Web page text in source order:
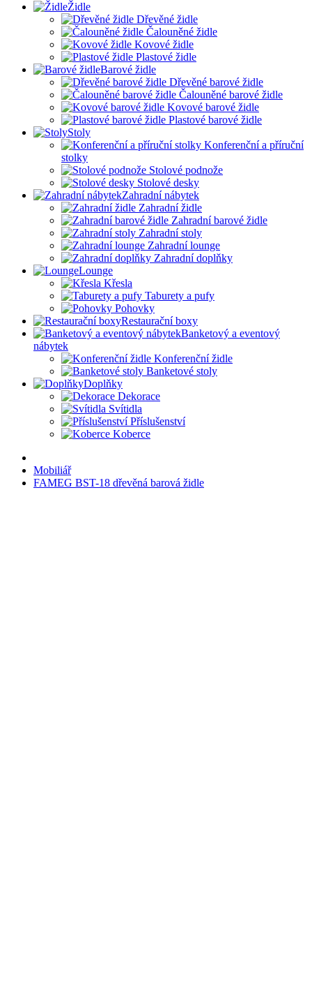
Židle
Dřevěné židle
Čalouněné židle
Kovové židle
Plastové židle
Barové židle
Dřevěné barové židle
Čalouněné barové židle
Kovové barové židle
Plastové barové židle
Stoly
Konferenční a příruční
stolky
Stolové podnože
Stolové desky
Zahradní nábytek
Zahradní židle
Zahradní barové židle
Zahradní stoly
Zahradní lounge
Zahradní doplňky
Lounge
Křesla
Taburety a pufy
Pohovky
Restaurační boxy
Banketový a eventový
nábytek
Konferenční židle
Banketové stoly
Doplňky
Dekorace
Svítidla
Příslušenství
Koberce
Mobiliář
FAMEG BST-18 dřevěná barová židle